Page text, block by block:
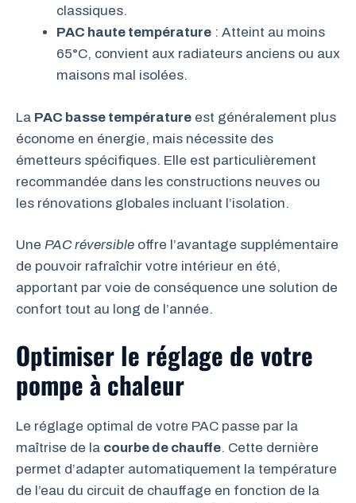
classiques.
PAC haute température : Atteint au moins
65°C, convient aux radiateurs anciens ou aux
maisons mal isolées.
La PAC basse température est généralement plus
économe en énergie, mais nécessite des
émetteurs spécifiques. Elle est particulièrement
recommandée dans les constructions neuves ou
les rénovations globales incluant l’isolation.
Une PAC réversible offre l’avantage supplémentaire
de pouvoir rafraîchir votre intérieur en été,
apportant par voie de conséquence une solution de
confort tout au long de l’année.
Optimiser le réglage de votre
pompe à chaleur
Le réglage optimal de votre PAC passe par la
maîtrise de la courbe de chauffe. Cette dernière
permet d’adapter automatiquement la température
de l’eau du circuit de chauffage en fonction de la